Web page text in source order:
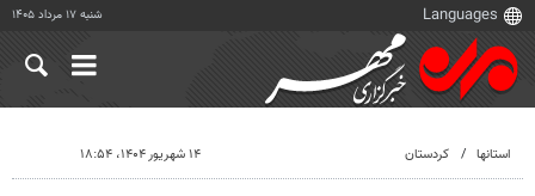
شنبه ۱۷ مرداد ۱۴۰۵
استانها کردستان ۱۴ شهریور ۱۴۰۴، ۱۸:۵۴